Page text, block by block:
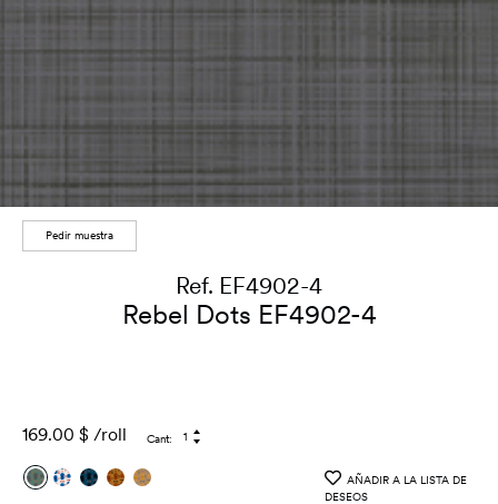
Pedir muestra
Ref. EF4902-4
Rebel Dots EF4902-4
169.00 $ /roll Cant: Cantidad más
AÑADIR A LA LISTA DE
DESEOS